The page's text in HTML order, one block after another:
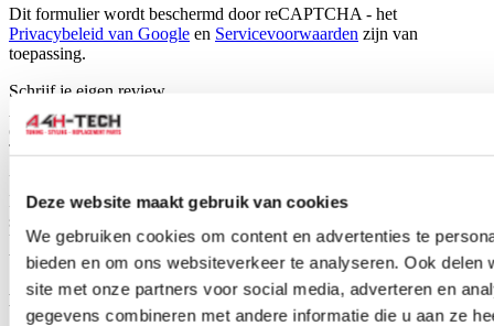
Deze website maakt gebruik van cookies
We gebruiken cookies om content en advertenties te
bieden en om ons websiteverkeer te analyseren. Ook
site met onze partners voor social media, adverteren en
gegevens combineren met andere informatie die u aan ze
Dit formulier wordt beschermd door reCAPTCHA - het
Privacybeleid van Google en Servicevoorwaarden zijn van
toepassing.
Schrijf je eigen review
Alleen geregistreerde gebruikers kunnen reviews schrijven.
ofmaak een account aan
Toepasbaar op:
Universeel
Dit product is universeel toepasbaar. Dit betekent dat het niet
specifiek voor een bepaald automerk of model is ontworpen.
Universele producten hebben vaak een slim ontwerp waardoor ze
breed inzetbaar zijn.
Hoe weet je of dit product geschikt is voor jouw auto?